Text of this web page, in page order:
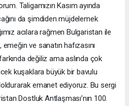
Taligamızın Kasım ayında
da şimdiden müjdelemek
acılara rağmen Bulgaristan ile
ve sanatın hafızasını
değiliz ama aslında çok
kuşaklara büyük bir bavulu
emanet ediyoruz. Bu sergi
Dostluk Antlaşması’nın 100.